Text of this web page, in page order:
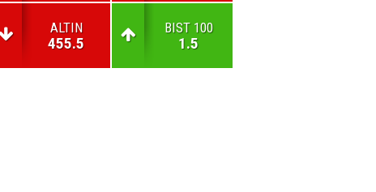
ALTIN
455.5
BIST 100
1.5